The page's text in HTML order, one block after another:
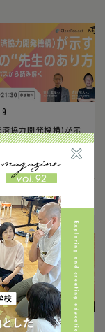
協力開発機構)が示
らの“先生のあり方”
ング・コンパスから読
の教育とICT〜